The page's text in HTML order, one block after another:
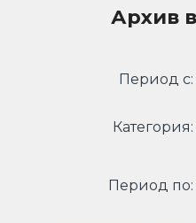
Архив
Период c:
Категория:
Период по: